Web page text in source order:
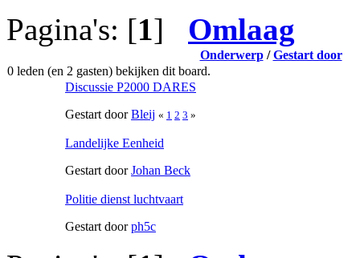
Pagina's: [1] Omlaag
Onderwerp/Gestart door
0 leden (en 2 gasten) bekijken dit board.
Discussie P2000 DARES
Gestart doorBleij « 1 2 3 »
Landelijke Eenheid
Gestart doorJohan Beck
Politie dienst luchtvaart
Gestart doorph5c